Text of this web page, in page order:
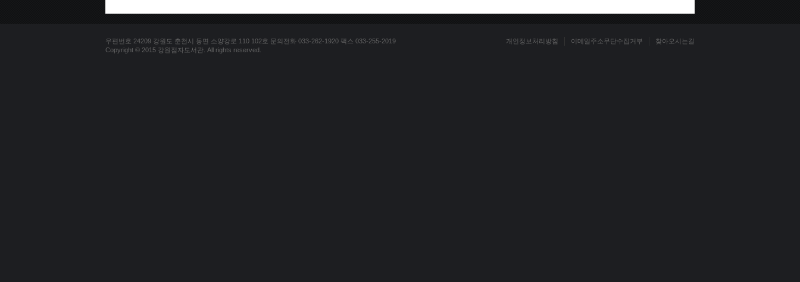
우편번호 24209 강원도 춘천시 동면 소양강로 110 102호 문의전화 033-262-1920 팩스 033-255-2019
Copyright © 2015 강원점자도서관. All rights reserved.
개인정보처리방침 이메일주소무단수집거부 찾아오시는길